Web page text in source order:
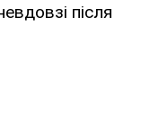
після